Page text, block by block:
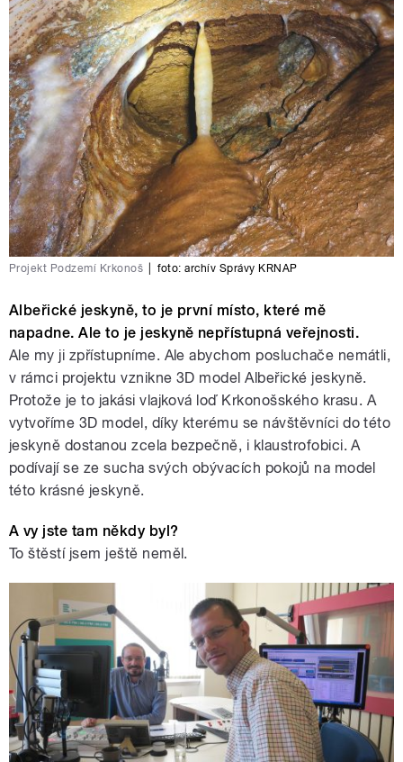
Projekt Podzemí Krkonoš foto:archív Správy KRNAP
Albeřické jeskyně, to je první místo, které mě
napadne. Ale to je jeskyně nepřístupná veřejnosti.
Ale my ji zpřístupníme. Ale abychom posluchače nemátli,
v rámci projektu vznikne 3D model Albeřické jeskyně.
Protože je to jakási vlajková loď Krkonošského krasu. A
vytvoříme 3D model, díky kterému se návštěvníci do této
jeskyně dostanou zcela bezpečně, i klaustrofobici. A
podívají se ze sucha svých obývacích pokojů na model
této krásné jeskyně.
A vy jste tam někdy byl?
To štěstí jsem ještě neměl.